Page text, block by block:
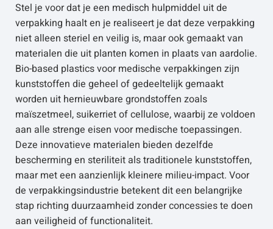
Stel je voor dat je een medisch hulpmiddel uit de
verpakking haalt en je realiseert je dat deze verpakking
niet alleen steriel en veilig is, maar ook gemaakt van
materialen die uit planten komen in plaats van aardolie.
Bio-based plastics voor medische verpakkingen zijn
kunststoffen die geheel of gedeeltelijk gemaakt
worden uit hernieuwbare grondstoffen zoals
maïszetmeel, suikerriet of cellulose, waarbij ze voldoen
aan alle strenge eisen voor medische toepassingen.
Deze innovatieve materialen bieden dezelfde
bescherming en steriliteit als traditionele kunststoffen,
maar met een aanzienlijk kleinere milieu-impact. Voor
de verpakkingsindustrie betekent dit een belangrijke
stap richting duurzaamheid zonder concessies te doen
aan veiligheid of functionaliteit.